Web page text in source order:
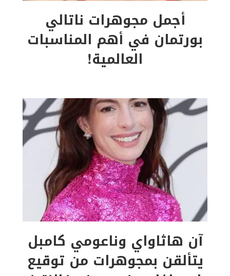
أجمل مجوهرات ناتالي
بورتمان في أهم المناسبات
العالمية!
آن هاثاواي وناعومي كامبل
يتألقن بمجوهرات من توقيع